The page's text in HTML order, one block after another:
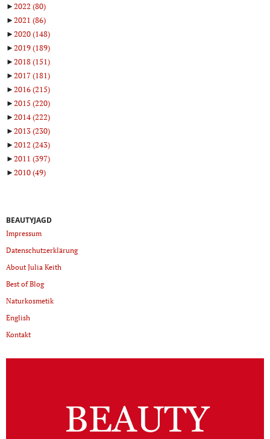
►2022 (80)
►2021 (86)
►2020(148)
►2019(189)
►2018(151)
►2017(181)
►2016(215)
►2015 (220)
►2014(222)
►2013(230)
►2012 (243)
►2011 (397)
►2010(49)
BEAUTYJAGD
Impressum
Datenschutzerklärung
About Julia Keith
Best of Blog
Naturkosmetik
English
Kontakt